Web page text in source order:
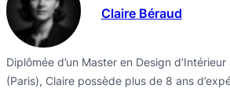
Claire Béraud
Diplômée d’un Master en Design d’Intérieur
(Paris), Claire possède plus de 8 ans